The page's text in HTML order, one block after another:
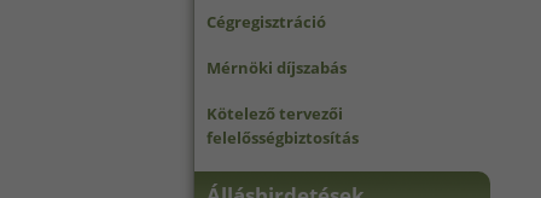
Cégregisztráció
Mérnöki díjszabás
Kötelező tervezői
felelősségbiztosítás